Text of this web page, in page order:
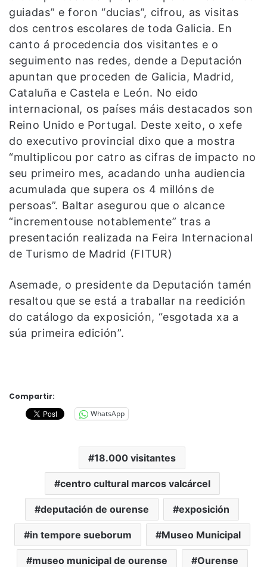
guiadas” e foron “ducias”, cifrou, as visitas
dos centros escolares de toda Galicia. En
canto á procedencia dos visitantes e o
seguimento nas redes, dende a Deputación
apuntan que proceden de Galicia, Madrid,
Cataluña e Castela e León. No eido
internacional, os países máis destacados son
Reino Unido e Portugal. Deste xeito, o xefe
do executivo provincial dixo que a mostra
“multiplicou por catro as cifras de impacto no
seu primeiro mes, acadando unha audiencia
acumulada que supera os 4 millóns de
persoas”. Baltar asegurou que o alcance
“incrementouse notablemente” tras a
presentación realizada na Feira Internacional
de Turismo de Madrid (FITUR)
Asemade, o presidente da Deputación tamén
resaltou que se está a traballar na reedición
do catálogo da exposición, “esgotada xa a
súa primeira edición”.
Compartir:
WhatsApp
18.000 visitantes
centro cultural marcos valcárcel
deputación de ourense exposición
in tempore sueborum Museo Municipal
museo municipal de ourense Ourense